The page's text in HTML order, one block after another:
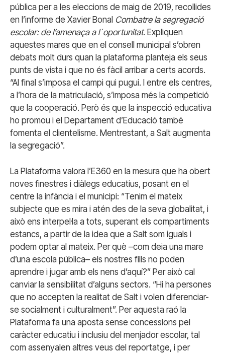
pública per a les eleccions de maig de 2019, recollides
en l’informe de Xavier Bonal Combatre la segregació
escolar: de l’amenaça a l´oportunitat. Expliquen
aquestes mares que en el consell municipal s’obren
debats molt durs quan la plataforma planteja els seus
punts de vista i que no és fàcil arribar a certs acords.
“Al final s’imposa el campi qui pugui. I entre els centres,
a l’hora de la matriculació, s’imposa més la competició
que la cooperació. Però és que la inspecció educativa
ho promou i el Departament d’Educació també
fomenta el clientelisme. Mentrestant, a Salt augmenta
la segregació”.
La Plataforma valora l’E360 en la mesura que ha obert
noves finestres i diàlegs educatius, posant en el
centre la infància i el municipi: “Tenim el mateix
subjecte que es mira i atén des de la seva globalitat, i
això ens interpel·la a tots, superant els compartiments
estancs, a partir de la idea que a Salt som iguals i
podem optar al mateix. Per què –com deia una mare
d’una escola pública– els nostres fills no poden
aprendre i jugar amb els nens d’aquí?” Per això cal
canviar la sensibilitat d’alguns sectors. “Hi ha persones
que no accepten la realitat de Salt i volen diferenciar-
se socialment i culturalment”. Per aquesta raó la
Plataforma fa una aposta sense concessions pel
caràcter educatiu i inclusiu del menjador escolar, tal
com assenyalen altres veus del reportatge, i per